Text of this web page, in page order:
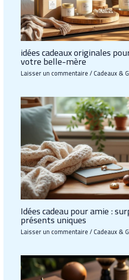
idées cadeaux originales
votre belle-mère
Laisser un commentaire/Cadeaux &
Idées cadeau pour amie :
présents uniques
Laisser un commentaire/Cadeaux &